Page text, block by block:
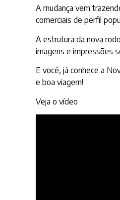
A mudança vem
comerciais de perfil
A estrutura da nova
imagens e impressões
E você, já conhece a
e boa viagem!
Veja o vídeo